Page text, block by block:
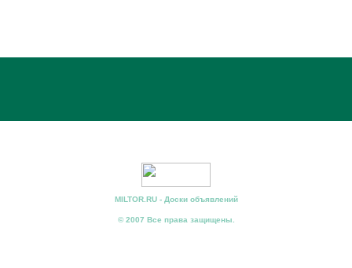
MILTOR.RU - Доски объявлений
© 2007 Все права защищены.